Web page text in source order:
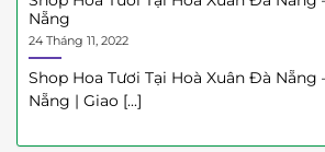
Nẵng
24 Tháng 11, 2022
Shop Hoa Tươi Tại Hoà Xuân Đà Nẵng
Nẵng | Giao [...]